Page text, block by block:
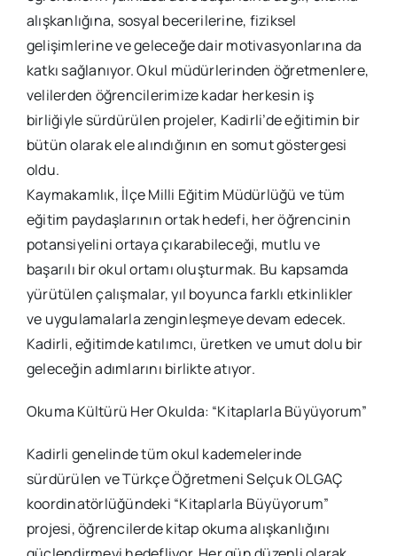
alışkanlığına, sosyal becerilerine, fiziksel
gelişimlerine ve geleceğe dair motivasyonlarına da
katkı sağlanıyor. Okul müdürlerinden öğretmenlere,
velilerden öğrencilerimize kadar herkesin iş
birliğiyle sürdürülen projeler, Kadirli’de eğitimin bir
bütün olarak ele alındığının en somut göstergesi
oldu.
Kaymakamlık, İlçe Milli Eğitim Müdürlüğü ve tüm
eğitim paydaşlarının ortak hedefi, her öğrencinin
potansiyelini ortaya çıkarabileceği, mutlu ve
başarılı bir okul ortamı oluşturmak. Bu kapsamda
yürütülen çalışmalar, yıl boyunca farklı etkinlikler
ve uygulamalarla zenginleşmeye devam edecek.
Kadirli, eğitimde katılımcı, üretken ve umut dolu bir
geleceğin adımlarını birlikte atıyor.
Okuma Kültürü Her Okulda: “Kitaplarla Büyüyorum”
Kadirli genelinde tüm okul kademelerinde
sürdürülen ve Türkçe Öğretmeni Selçuk OLGAÇ
koordinatörlüğündeki “Kitaplarla Büyüyorum”
projesi, öğrencilerde kitap okuma alışkanlığını